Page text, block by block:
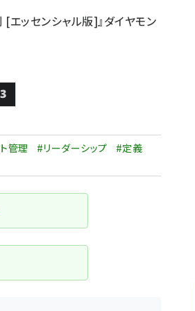
[エッセンシャル版]』ダイヤモン
Page
3
管理 #リーダーシップ #定義